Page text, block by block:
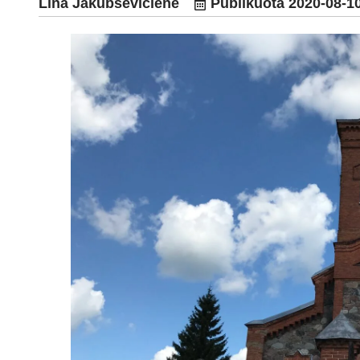
Lina Jakubsevičienė Publikuota 2020-08-